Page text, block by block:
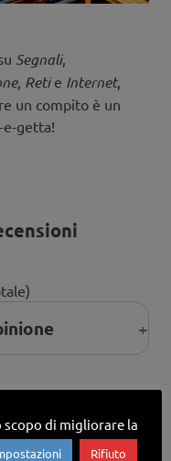
Segnali,
, Retie Internet,
un compito è un
e-getta!
di migliorare la
Rifiuto